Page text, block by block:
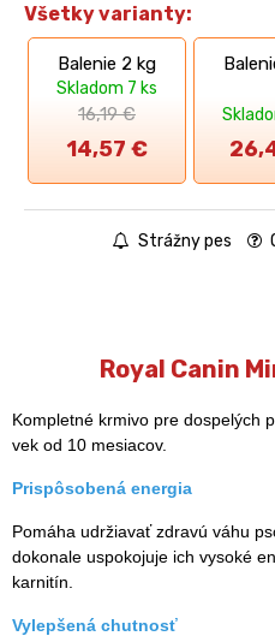
Všetky varianty:
Balenie 2 kg
Skladom 7 ks
16,19 €
14,57 €
Strážny pes
Royal Canin
Kompletné krmivo pre dospelých
vek od 10 mesiacov.
Prispôsobená energia
Pomáha udržiavať zdravú váhu
dokonale uspokojuje ich vysoké
karnitín.
Vylepšená chutnosť